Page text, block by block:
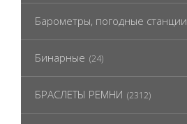
Барометры, погодные станции
Бинарные (24)
БРАСЛЕТЫ РЕМНИ (2312)